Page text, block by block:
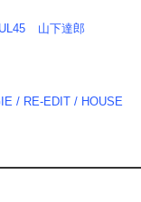
山下達郎
/ RE-EDIT / HOUSE